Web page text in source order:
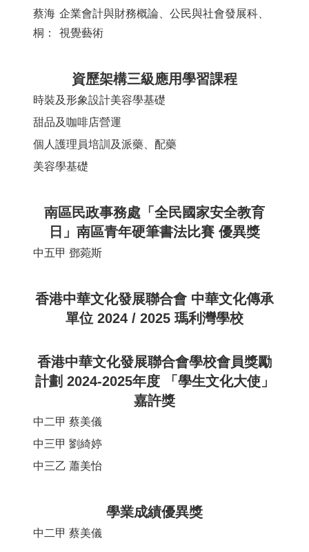
蔡海
桐：
企業會計與財務概論、公民與社會發展科、
視覺藝術
資歷架構三級應用學習課程
時裝及形象設計美容學基礎
甜品及咖啡店營運
個人護理員培訓及派藥、配藥
美容學基礎
南區民政事務處「全民國家安全教育
日」南區青年硬筆書法比賽 優異獎
中五甲 鄧菀斯
香港中華文化發展聯合會 中華文化傳承
單位 2024 / 2025 瑪利灣學校
香港中華文化發展聯合會學校會員獎勵
計劃 2024-2025年度 「學生文化大使」
嘉許獎
中二甲 蔡美儀
中三甲 劉綺婷
中三乙 蕭美怡
學業成績優異獎
中二甲 蔡美儀